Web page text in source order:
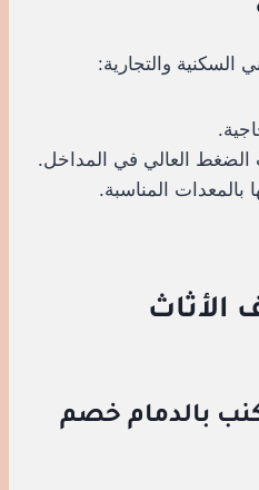
السكنية والتجارية:
العالي في المداخل.
بالمعدات المناسبة.
الأثاث
كنب بالدمام خصم